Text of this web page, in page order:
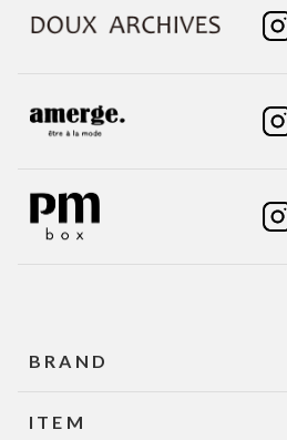
BRAND
ITEM